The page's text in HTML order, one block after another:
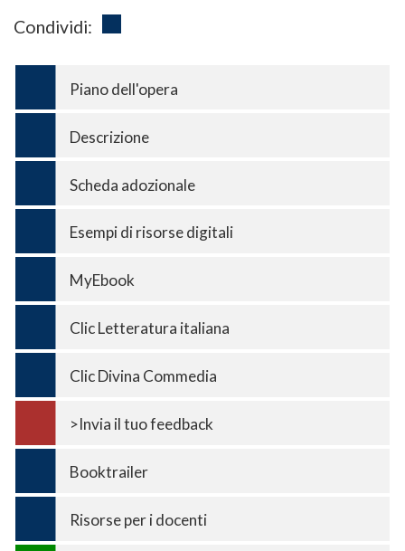
Condividi:
Piano dell'opera
Descrizione
Scheda adozionale
Esempi di risorse digitali
MyEbook
Clic Letteratura italiana
Clic Divina Commedia
>Invia il tuo feedback
Booktrailer
Risorse per i docenti